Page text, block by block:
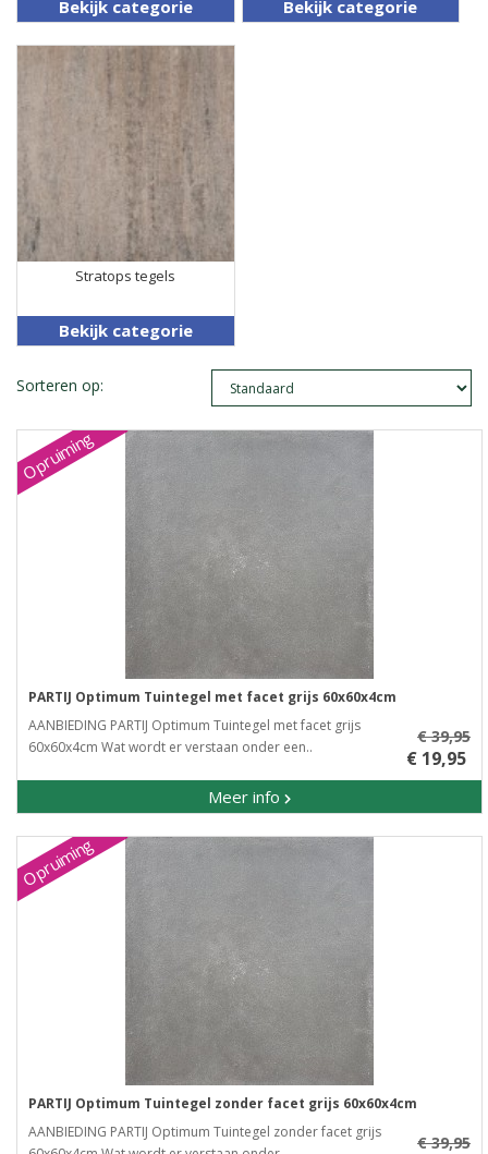
Bekijk categorie Bekijk categorie
Stratops tegels
Bekijk categorie
Sorteren op:
Opruiming
PARTIJ Optimum Tuintegel met facet grijs 60x60x4cm
AANBIEDING PARTIJ Optimum Tuintegel met facet grijs
60x60x4cm Wat wordt er verstaan onder een..
Meer info
€ 39,95
€ 19,95
Opruiming
PARTIJ Optimum Tuintegel zonder facet grijs 60x60x4cm
AANBIEDING PARTIJ Optimum Tuintegel zonder facet grijs
€ 39,95